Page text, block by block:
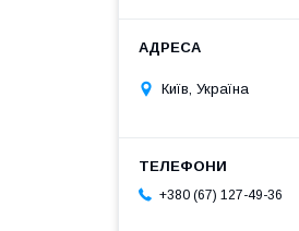
Київ, Україна
+380 (67) 127-49-36